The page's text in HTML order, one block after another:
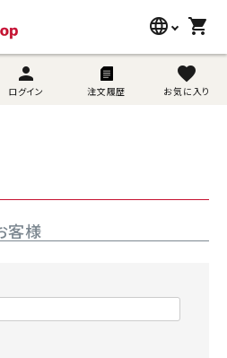
language
lang-name
shopping_cart
person
ログイン 注文履歴
favorite
お気に入り
search
客様